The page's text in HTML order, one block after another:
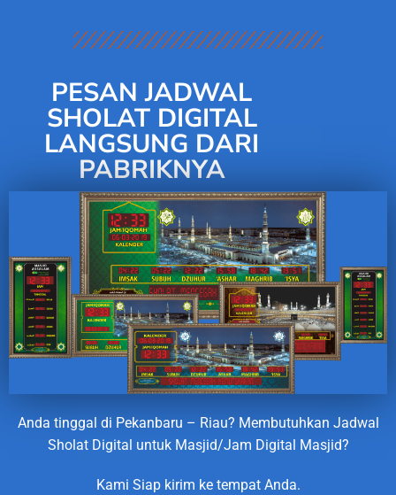
PESAN JADWAL
SHOLAT DIGITAL
LANGSUNG DARI
PABRIKNYA
Anda tinggal di Pekanbaru – Riau? Membutuhkan Jadwal
Sholat Digital untuk Masjid/Jam Digital Masjid?
Kami Siap kirim ke tempat Anda.